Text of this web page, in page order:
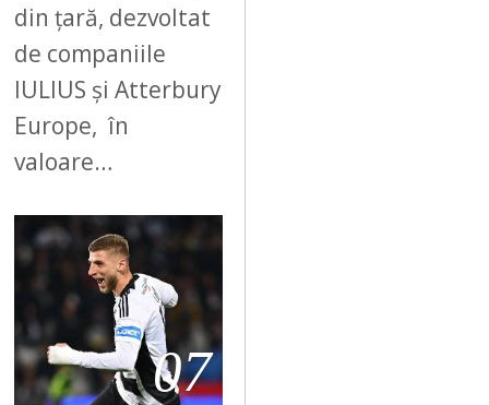
din țară, dezvoltat
de companiile
IULIUS și Atterbury
Europe, în
valoare…
07